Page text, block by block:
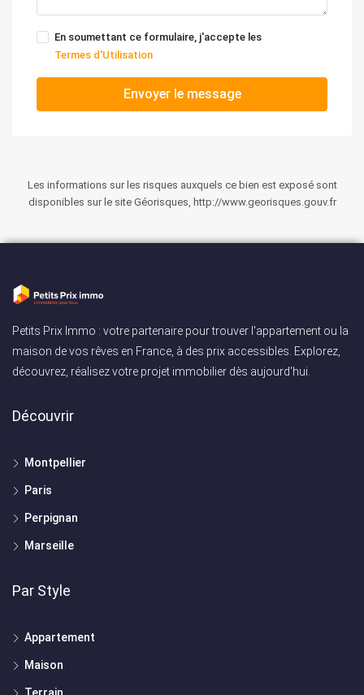
En soumettant ce formulaire, j'accepte les
Termes d'Utilisation
Envoyer le message
Les informations sur les risques auxquels ce bien est exposé sont
disponibles sur le site Géorisques, http://www.georisques.gouv.fr
Petits Prix Immo : votre partenaire pour trouver l'appartement ou la
maison de vos rêves en France, à des prix accessibles. Explorez,
découvrez, réalisez votre projet immobilier dès aujourd'hui.
Découvrir
Montpellier
Paris
Perpignan
Marseille
Par Style
Appartement
Maison
Terrain